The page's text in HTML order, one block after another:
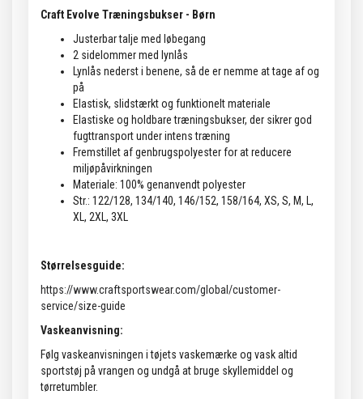
Craft Evolve Træningsbukser - Børn
Justerbar talje med løbegang
2 sidelommer med lynlås
Lynlås nederst i benene, så de er nemme at tage af og
på
Elastisk, slidstærkt og funktionelt materiale
Elastiske og holdbare træningsbukser, der sikrer god
fugttransport under intens træning
Fremstillet af genbrugspolyester for at reducere
miljøpåvirkningen
Materiale: 100% genanvendt polyester
Str.: 122/128, 134/140, 146/152, 158/164, XS, S, M, L,
XL, 2XL, 3XL
Størrelsesguide:
https://www.craftsportswear.com/global/customer-
service/size-guide
Vaskeanvisning:
Følg vaskeanvisningen i tøjets vaskemærke og vask altid
sportstøj på vrangen og undgå at bruge skyllemiddel og
tørretumbler.